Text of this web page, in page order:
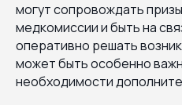
могут сопровождать
медкомиссии и быть на
оперативно решать
может быть особенно
необходимости